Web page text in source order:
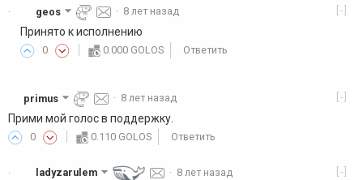
· [-]
geos · 8 лет назад
Принято к исполнению
0 0.000 GOLOS Ответить
[-]
primus · 8 лет назад
Прими мой голос в поддержку.
0 0.110 GOLOS Ответить
· [-]
ladyzarulem · 8 лет назад